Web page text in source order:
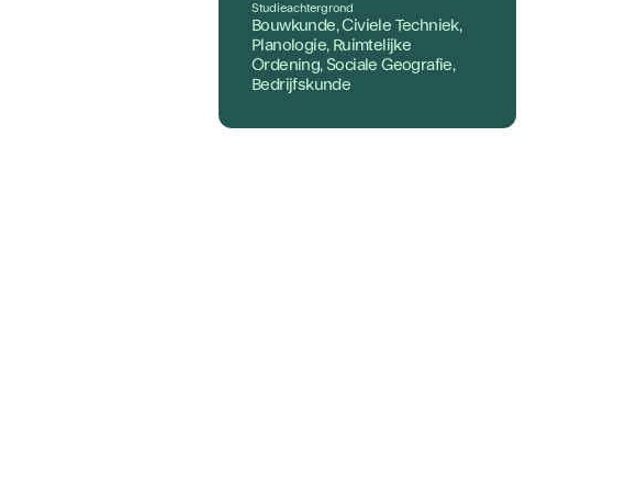
Studieachtergrond
Bouwkunde, Civiele Techniek,
Planologie, Ruimtelijke
Ordening, Sociale Geografie,
Bedrijfskunde